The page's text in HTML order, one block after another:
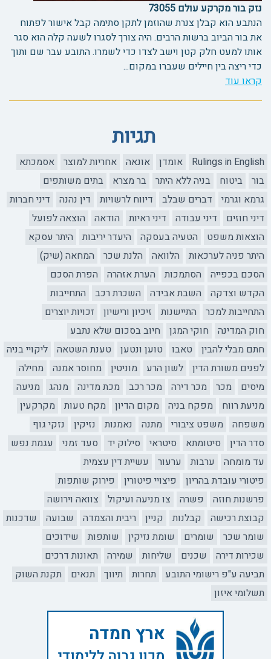
נזק בור מקרקע עולם 73055
הנתבע הוא קבלן צנרת שהוזמן לתקן סתימה קבל אישור לפתוח
את בור הביוב ברשות הרבים. היה צורך לסגרו לשעה קלה הוא סגר
אותו למעט חלק קטן וישב לצדו כדי לשמרו. התובע עבר שם ותוך
כדי ריצה בין חיילים שעברו במקום...
קראו עוד
תגיות
Rulings in English אומדן אונאה אחריות למוצר
אסמכתא
בור
ביטוח בניה ללא היתר בר מצרא
בתים משותפים
גרמא וגרמי
דברים שבלב דיווח לרשויות דין נהנה
דיני חברות
דיני חוזים
דיני עבודה דיני ראיות הודאה
הוצאה לפועל
הוצאות משפט
הטעיה בעסקה היעדר יריבות
היתר עסקא
היתר פניה לערכאות
הלוואה הלנת שכר
המחאה (שיק)
הסכם בכפייה
הסתמכות הערת אזהרה
הפרת הסכם
הקדש וצדקה
השבת אבידה השכרת רכב
התחייבות
התחייבות למכר
התיישנות זיכיון ורישיון
זכויות יוצרים
חוק המדינה
חוקי המגן
חיוב בסכום שלא נתבע
חתם מבלי להבין
טאבו טוען ונטען טענת השטאה
ליקויי בניה
לפנים משורת הדין
לשון הרע מוניטין מחוסר אמנה
מחילה
מיסים
מכר מכר דירה מכר רכב מכת מדינה מנהג
מניעה
מניעת רווח
מפקח בניה מקום הדיון מקח טעות
מקרקעין
משפחה
משפט ציבורי מתנה נאמנות נזיקין
נזקי גוף
סדר הדין
סיטומתא סיטראי סילוק יד סעד זמני
עגמת נפש
עד מומחה
ערבות ערעור
עשיית דין עצמית
פיטורי עובדת בהריון
פיצויי פיטורין
פירוק שותפות
פרשנות חוזה
פשרה צו מניעה ועיקול
צוואה וירושה
קבוצת רכישה
קבלנות קניין ריבית והצמדה שבועה
שדכנות
שומר שכר
שומרים שומת נזיקין שותפות
שידוכים
שכירות דירה
שכנים שליחות שמירה
תאונות דרכים
תביעה ע"פ רישומי התובע
תחרות תיווך תנאים
תקנת השוק
תשלומי איזון